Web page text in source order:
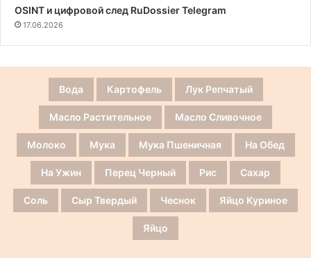
OSINT и цифровой след RuDossier Telegram
17.06.2026
Вода Картофель Лук Репчатый
Масло Растительное Масло Сливочное
Молоко Мука Мука Пшеничная На Обед
На Ужин Перец Черный Рис Сахар
Соль Сыр Твердый Чеснок Яйцо Куриное
Яйцо